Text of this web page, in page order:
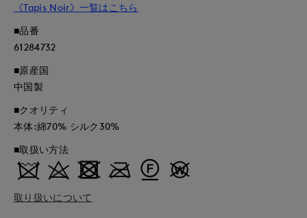
《Tapis Noir》一覧はこちら
■品番
61284732
■原産国
中国製
■クオリティ
本体:綿70% シルク30%
■取扱い方法
取り扱いについて